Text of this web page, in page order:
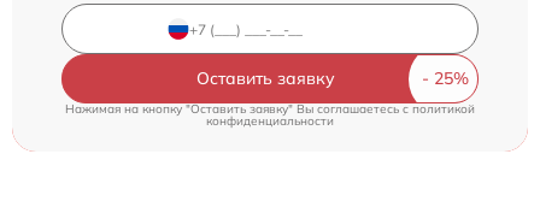
Оставить заявку
Нажимая на кнопку "Оставить заявку" Вы соглашаетесь c политикой
конфиденциальности